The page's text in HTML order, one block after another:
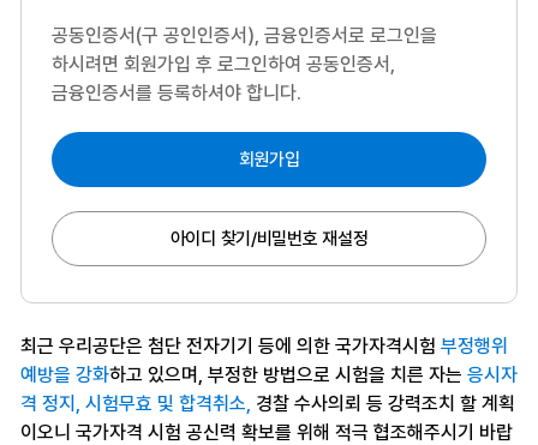
공동인증서(구 공인인증서), 금융인증서로 로그인을
하시려면 회원가입 후 로그인하여 공동인증서,
금융인증서를 등록하셔야 합니다.
회원가입
아이디 찾기/비밀번호 재설정
최근 우리공단은 첨단 전자기기 등에 의한 국가자격시험 부정행위
예방을 강화하고 있으며, 부정한 방법으로 시험을 치른 자는 응시자
격 정지, 시험무효 및 합격취소, 경찰 수사의뢰 등 강력조치 할 계획
이오니 국가자격 시험 공신력 확보를 위해 적극 협조해주시기 바랍